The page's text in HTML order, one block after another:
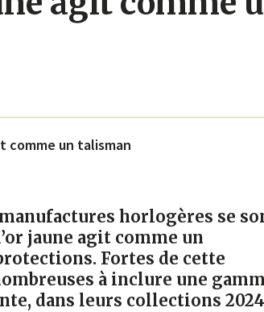
comme un talisman
horlogères se
jaune agit comme un
Fortes de cette
à inclure une
dans leurs collections